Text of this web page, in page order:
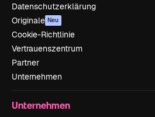
Datenschutzerklärung
Originale Neu
Cookie-Richtlinie
Vertrauenszentrum
Partner
Unternehmen
Unternehmen